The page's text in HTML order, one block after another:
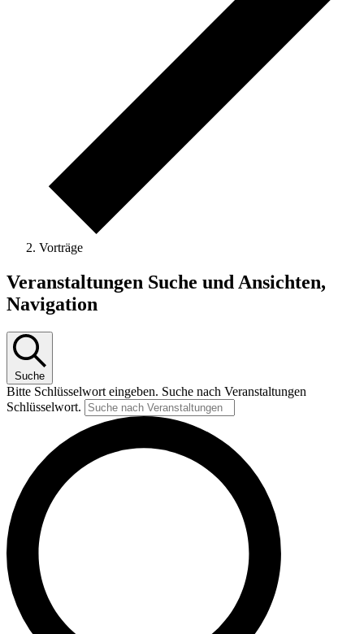
Vorträge
Veranstaltungen
Veranstaltungen Suche und Ansichten,
Navigation
Suche
Bitte Schlüsselwort eingeben. Suche nach Veranstaltungen
Schlüsselwort.